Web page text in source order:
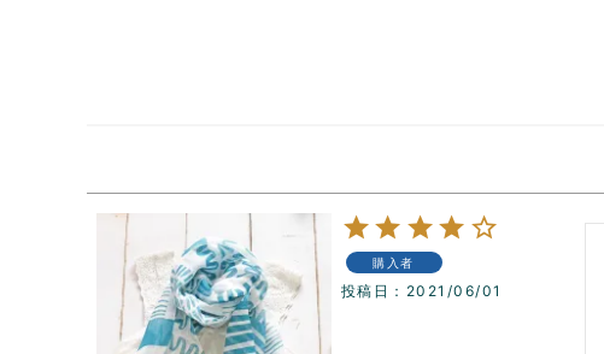
購入者
投稿日 2021/06/01